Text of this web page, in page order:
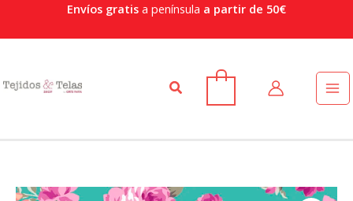
Envíos gratis a península a partir de 50€
Buscar